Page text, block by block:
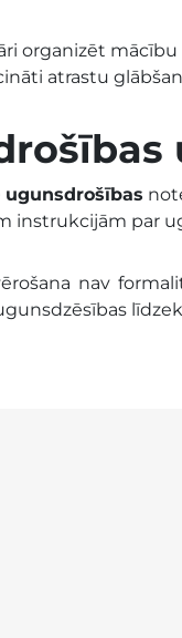
organizēt
atrastu
ugunsdrošības
instrukcijām par
nav